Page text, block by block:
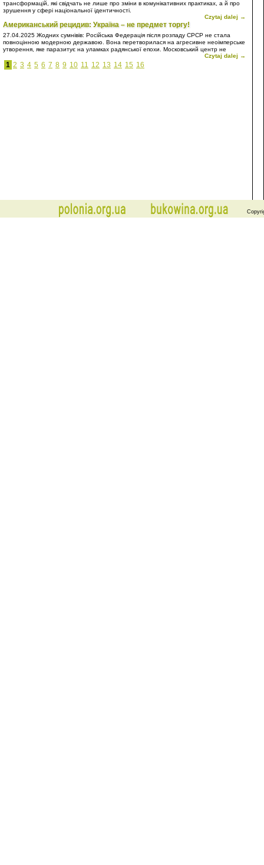
трансформацій, які свідчать не лише про зміни в комунікативних практиках, а й про
зрушення у сфері національної ідентичності.
Czytaj dalej →
Американський рецидив: Україна – не предмет торгу!
27.04.2025 Жодних сумнівів: Російська Федерація після розпаду СРСР не стала
повноцінною модерною державою. Вона перетворилася на агресивне неоімперське
утворення, яке паразитує на уламках радянської епохи. Московський центр не
просто відмовився інтегруватися у світову спільноту на засадах рівноправного
партнерства, він обрав шлях домінування, підкорення та експансії. Власне, Росія є
типовою неоколонією – лише з тією відмінністю, що вона прагне сама бути
Czytaj dalej →
1 2 3 4 5 6 7 8 9 10 11 12 13 14 15 16